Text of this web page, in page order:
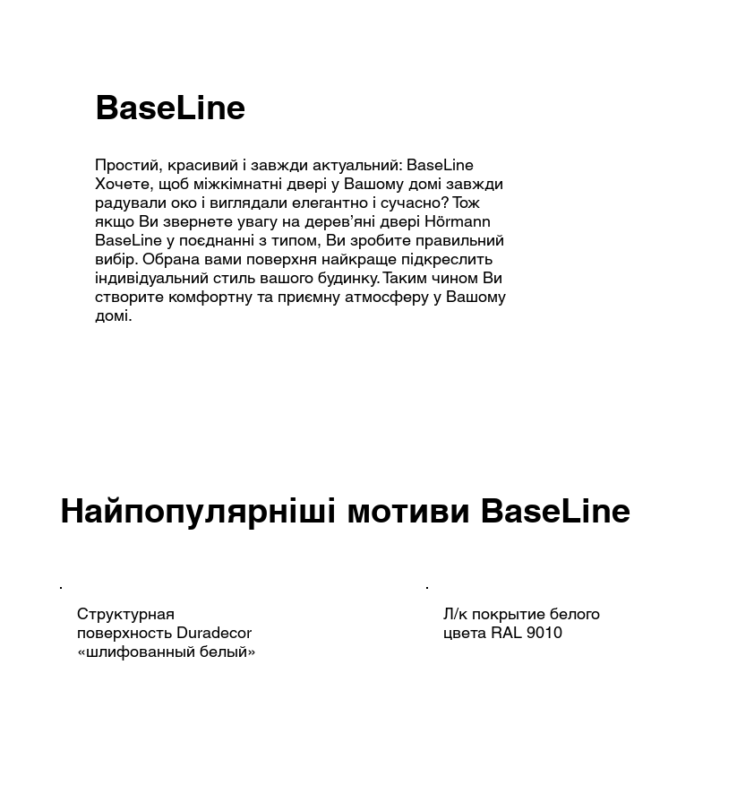
Найпопулярніші мотиви BaseLine
Структурная
поверхность Duradecor
«шлифованный белый»
Л/к покрытие белого
цвета RAL 9010
BaseLine
Простий, красивий і завжди актуальний: BaseLine
Хочете, щоб міжкімнатні двері у Вашому домі завжди
радували око і виглядали елегантно і сучасно? Тож
якщо Ви звернете увагу на дерев’яні двері Hörmann
BaseLine у ​​поєднанні з типом, Ви зробите правильний
вибір. Обрана вами поверхня найкраще підкреслить
індивідуальний стиль вашого будинку. Таким чином Ви
створите комфортну та приємну атмосферу у Вашому
домі.